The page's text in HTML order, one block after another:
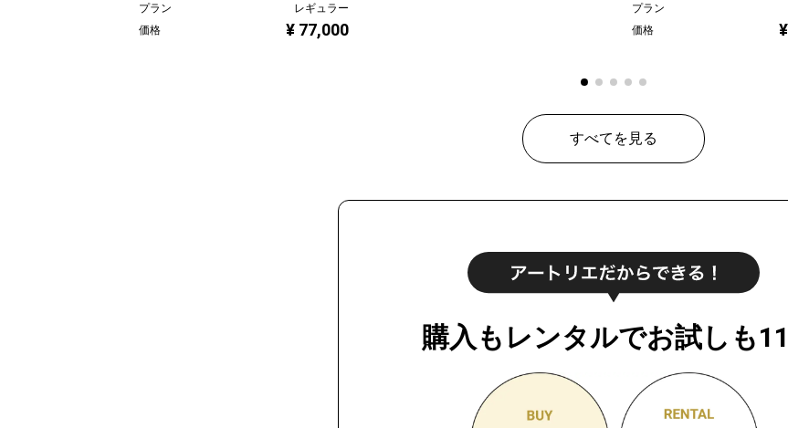
プラン
レギュラー
価格
¥ 77,000
プラン
価格
すべてを見る
購入もレンタルでお試しも